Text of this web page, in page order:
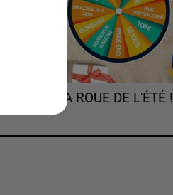
TOURNEZ LA ROUE DE L'ÉTÉ !